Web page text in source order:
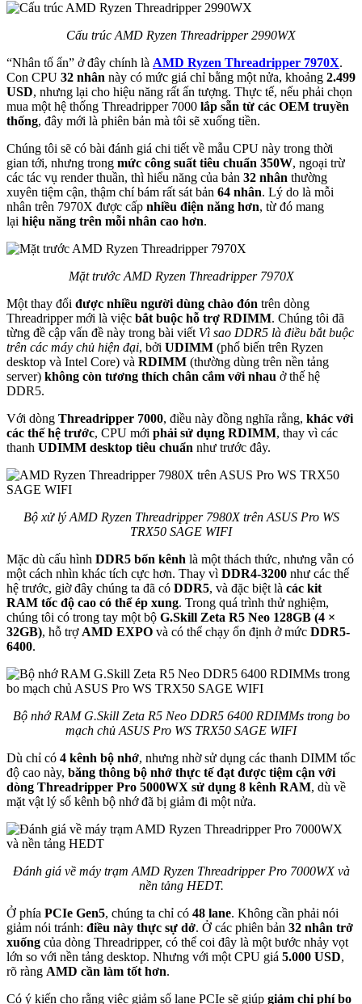
Cấu trúc AMD Ryzen Threadripper 2990WX
“Nhân tố ẩn” ở đây chính là AMD Ryzen Threadripper 7970X.
Con CPU 32 nhân này có mức giá chỉ bằng một nửa, khoảng 2.499
USD, nhưng lại cho hiệu năng rất ấn tượng. Thực tế, nếu phải chọn
mua một hệ thống Threadripper 7000 lắp sẵn từ các OEM truyền
thống, đây mới là phiên bản mà tôi sẽ xuống tiền.
Chúng tôi sẽ có bài đánh giá chi tiết về mẫu CPU này trong thời
gian tới, nhưng trong mức công suất tiêu chuẩn 350W, ngoại trừ
các tác vụ render thuần, thì hiểu năng của bản 32 nhân thường
xuyên tiệm cận, thậm chí bám rất sát bản 64 nhân. Lý do là mỗi
nhân trên 7970X được cấp nhiều điện năng hơn, từ đó mang
lại hiệu năng trên mỗi nhân cao hơn.
Mặt trước AMD Ryzen Threadripper 7970X
Một thay đổi được nhiều người dùng chào đón trên dòng
Threadripper mới là việc bắt buộc hỗ trợ RDIMM. Chúng tôi đã
từng đề cập vấn đề này trong bài viết Vì sao DDR5 là điều bắt buộc
trên các máy chủ hiện đại, bởi UDIMM (phổ biến trên Ryzen
desktop và Intel Core) và RDIMM (thường dùng trên nền tảng
server) không còn tương thích chân cắm với nhau ở thế hệ
DDR5.
Với dòng Threadripper 7000, điều này đồng nghĩa rằng, khác với
các thế hệ trước, CPU mới phải sử dụng RDIMM, thay vì các
thanh UDIMM desktop tiêu chuẩn như trước đây.
Bộ xử lý AMD Ryzen Threadripper 7980X trên ASUS Pro WS
TRX50 SAGE WIFI
Mặc dù cấu hình DDR5 bốn kênh là một thách thức, nhưng vẫn có
một cách nhìn khác tích cực hơn. Thay vì DDR4-3200 như các thế
hệ trước, giờ đây chúng ta đã có DDR5, và đặc biệt là các kit
RAM tốc độ cao có thể ép xung. Trong quá trình thử nghiệm,
chúng tôi có trong tay một bộ G.Skill Zeta R5 Neo 128GB (4 ×
32GB), hỗ trợ AMD EXPO và có thể chạy ổn định ở mức DDR5-
6400.
Bộ nhớ RAM G.Skill Zeta R5 Neo DDR5 6400 RDIMMs trong bo
mạch chủ ASUS Pro WS TRX50 SAGE WIFI
Dù chỉ có 4 kênh bộ nhớ, nhưng nhờ sử dụng các thanh DIMM tốc
độ cao này, băng thông bộ nhớ thực tế đạt được tiệm cận với
dòng Threadripper Pro 5000WX sử dụng 8 kênh RAM, dù về
mặt vật lý số kênh bộ nhớ đã bị giảm đi một nửa.
Đánh giá về máy trạm AMD Ryzen Threadripper Pro 7000WX và
nền tảng HEDT.
Ở phía PCIe Gen5, chúng ta chỉ có 48 lane. Không cần phải nói
giảm nói tránh: điều này thực sự dở. Ở các phiên bản 32 nhân trở
xuống của dòng Threadripper, có thể coi đây là một bước nhảy vọt
lớn so với nền tảng desktop. Nhưng với một CPU giá 5.000 USD,
rõ ràng AMD cần làm tốt hơn.
Có ý kiến cho rằng việc giảm số lane PCIe sẽ giúp giảm chi phí bo